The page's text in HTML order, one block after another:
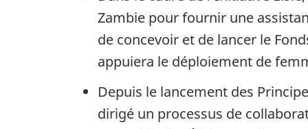
Zambie pour fournir une
de concevoir et de lancer le
appuiera le déploiement de
Depuis le lancement des
dirigé un processus de